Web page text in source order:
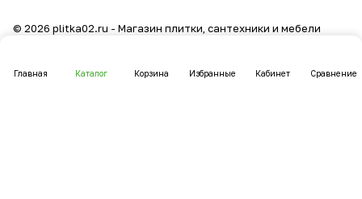
Главная Каталог Корзина Избранные Кабинет Сравнение
© 2026 plitka02.ru - Магазин плитки, сантехники и мебели